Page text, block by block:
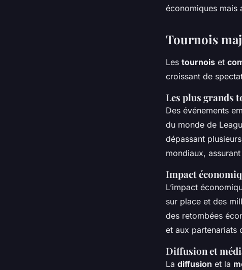
économiques mais
Tournois
Les tournois et
croissant de
Les plus grands
Des événements
du monde de
dépassant
mondiaux,
Impact
L’impact
sur place et des
des retombées
et aux partenariats
Diffusion et
La diffusion et la